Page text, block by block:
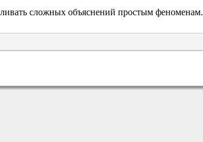
сложных объяснений простым феноменам.